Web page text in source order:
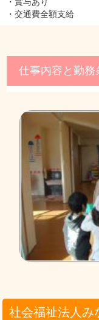
・交通費全額支給
仕事内容と勤務
社会福祉法人み